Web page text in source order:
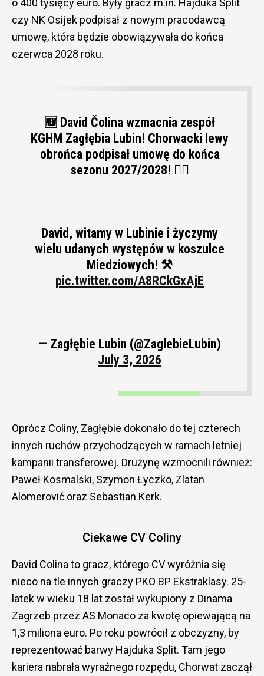
o 400 tysięcy euro. Były gracz m.in. Hajduka Split
czy NK Osijek podpisał z nowym pracodawcą
umowę, która będzie obowiązywała do końca
czerwca 2028 roku.
🆕 David Čolina wzmacnia zespół
KGHM Zagłębia Lubin! Chorwacki lewy
obrońca podpisał umowę do końca
sezonu 2027/2028! ✍🏼
David, witamy w Lubinie i życzymy
wielu udanych występów w koszulce
Miedziowych! ⚒️
pic.twitter.com/A8RCkGxAjE
— Zagłębie Lubin (@ZaglebieLubin)
July 3, 2026
Oprócz Coliny, Zagłębie dokonało do tej czterech
innych ruchów przychodzących w ramach letniej
kampanii transferowej. Drużynę wzmocnili również:
Paweł Kosmalski, Szymon Łyczko, Zlatan
Alomerović oraz Sebastian Kerk.
Ciekawe CV Coliny
David Colina to gracz, którego CV wyróżnia się
nieco na tle innych graczy PKO BP Ekstraklasy. 25-
latek w wieku 18 lat został wykupiony z Dinama
Zagrzeb przez AS Monaco za kwotę opiewającą na
1,3 miliona euro. Po roku powrócił z obczyzny, by
reprezentować barwy Hajduka Split. Tam jego
kariera nabrała wyraźnego rozpędu, Chorwat zaczął